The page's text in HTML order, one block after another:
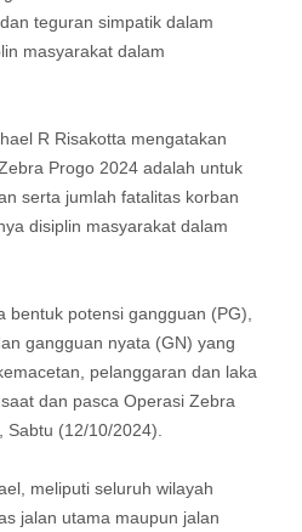
teguran simpatik dalam
masyarakat dalam
R Risakotta mengatakan
Progo 2024 adalah untuk
serta jumlah fatalitas korban
disiplin masyarakat dalam
bentuk potensi gangguan (PG),
gangguan nyata (GN) yang
pelanggaran dan laka
dan pasca Operasi Zebra
Sabtu (12/10/2024).
meliputi seluruh wilayah
jalan utama maupun jalan